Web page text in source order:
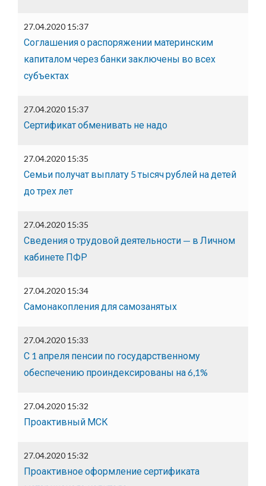
27.04.2020 15:37
Соглашения о распоряжении материнским
капиталом через банки заключены во всех
субъектах
27.04.2020 15:37
Сертификат обменивать не надо
27.04.2020 15:35
Семьи получат выплату 5 тысяч рублей на детей
до трех лет
27.04.2020 15:35
Сведения о трудовой деятельности — в Личном
кабинете ПФР
27.04.2020 15:34
Самонакопления для самозанятых
27.04.2020 15:33
С 1 апреля пенсии по государственному
обеспечению проиндексированы на 6,1%
27.04.2020 15:32
Проактивный МСК
27.04.2020 15:32
Проактивное оформление сертификата